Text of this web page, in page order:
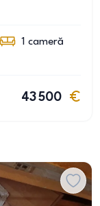
1 cameră
43 500